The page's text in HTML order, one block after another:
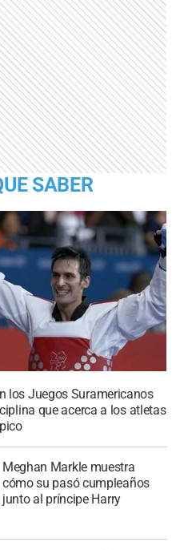
SABER
los Juegos Suramericanos
que acerca a los atletas
Meghan Markle muestra
cómo su pasó cumpleaños
junto al príncipe Harry